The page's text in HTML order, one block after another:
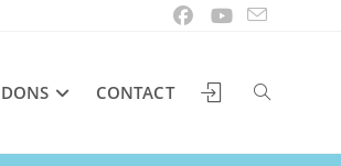
CONTACT TOGGLE